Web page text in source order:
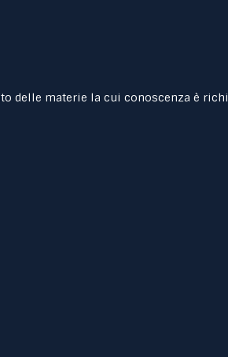
delle materie la cui conoscenza è